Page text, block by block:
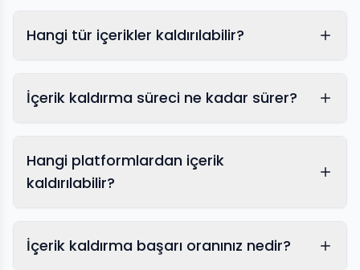
Hangi tür içerikler kaldırılabilir?
İçerik kaldırma süreci ne kadar sürer?
Hangi platformlardan içerik
kaldırılabilir?
İçerik kaldırma başarı oranınız nedir?